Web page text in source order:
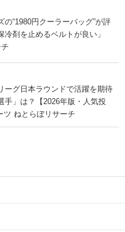
“1980円クーラーバッグ”が評
剤を止めるベルトが良い」
ーグ日本ラウンドで活躍を期待
手」は？【2026年版・人気投
ツ ねとらぼリサーチ